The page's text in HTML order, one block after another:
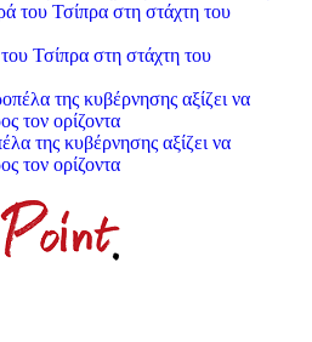
Τσίπρα στη στάχτη του
της κυβέρνησης αξίζει να
τον ορίζοντα